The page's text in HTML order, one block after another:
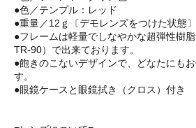
●色／テンプル：レッド
●重量／12ｇ〔デモレンズをつけた状態〕
●フレームは軽量でしなやかな超弾性樹
TR-90）で出来ております。
●飽きのこないデザインで、どなたにも
す。
●眼鏡ケースと眼鏡拭き（クロス）付き